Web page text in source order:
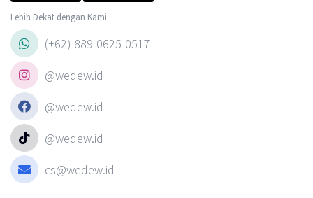
Lebih Dekat dengan Kami
(+62) 889-0625-0517
@wedew.id
@wedew.id
@wedew.id
cs@wedew.id